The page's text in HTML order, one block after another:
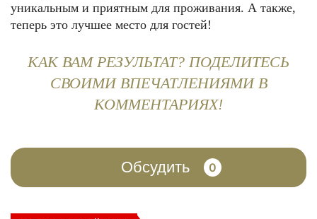
уникальным и приятным для проживания. А также,
теперь это лучшее место для гостей!
КАК ВАМ РЕЗУЛЬТАТ? ПОДЕЛИТЕСЬ
СВОИМИ ВПЕЧАТЛЕНИЯМИ В
КОММЕНТАРИЯХ!
Обсудить 0